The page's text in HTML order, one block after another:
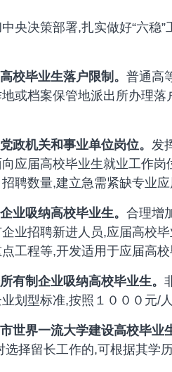
央决策部署,扎实做好“六稳
校毕业生落户限制。 普通高
或档案保管地派出所办理
政机关和事业单位岗位。 发
应届高校毕业生就业工作岗
聘数量,建立急需紧缺专业
业吸纳高校毕业生。 合理增
企业招聘新进人员,应届高校
点工程等,开发适用于应届高
有制企业吸纳高校毕业生。
划型标准,按照１０００元/
世界一流大学建设高校毕业
选择留长工作的,可根据其学